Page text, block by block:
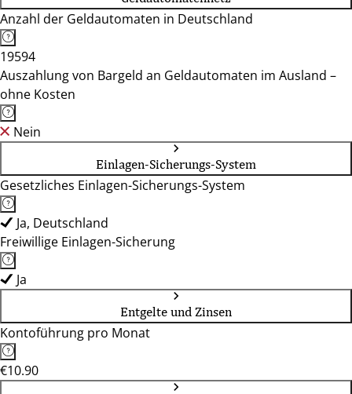
Anzahl der Geldautomaten in Deutschland
19594
Auszahlung von Bargeld an Geldautomaten im Ausland –
ohne Kosten
Nein
Einlagen-Sicherungs-System
Gesetzliches Einlagen-Sicherungs-System
Ja, Deutschland
Freiwillige Einlagen-Sicherung
Ja
Entgelte und Zinsen
Kontoführung pro Monat
€10.90